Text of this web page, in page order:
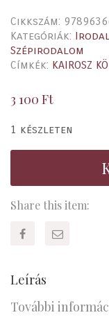
Cikkszám:
Kategóriák:
Szépirodalom
Címkék: KAIROSZ
3 100 Ft
1 készleten
Share this item:
Leírás
További